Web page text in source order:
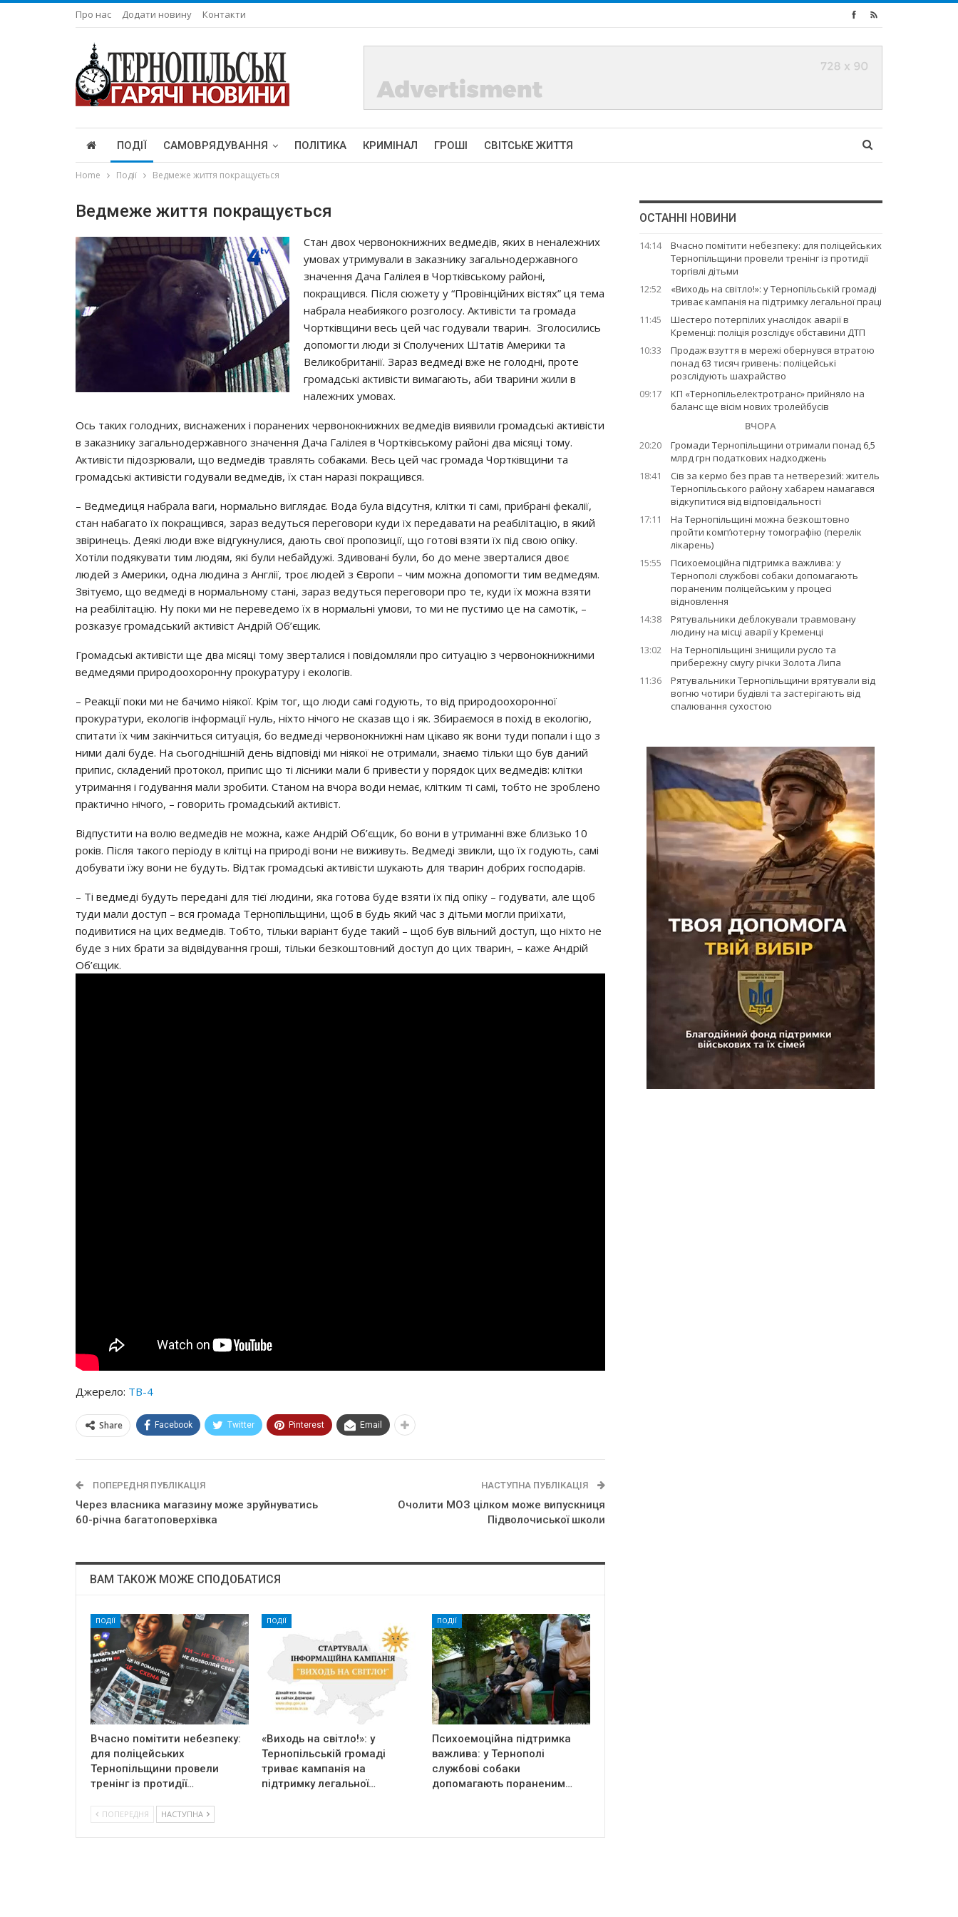
Про нас Додати новину Контакти
ПОДІЇ САМОВРЯДУВАННЯ ПОЛІТИКА КРИМІНАЛ ГРОШІ СВІТСЬКЕ ЖИТТЯ
Home Події Ведмеже життя покращується
Ведмеже життя покращується
Стан двох червонокнижних ведмедів, яких в неналежних
умовах утримували в заказнику загальнодержавного
значення Дача Галілея в Чортківському районі,
покращився. Після сюжету у “Провінційних вістях” ця тема
набрала неабиякого розголосу. Активісти та громада
Чортківщини весь цей час годували тварин. Зголосились
допомогти люди зі Сполучених Штатів Америки та
Великобританії. Зараз ведмеді вже не голодні, проте
громадські активісти вимагають, аби тварини жили в
належних умовах.
Ось таких голодних, виснажених і поранених червонокнижних ведмедів виявили громадські активісти
в заказнику загальнодержавного значення Дача Галілея в Чортківському районі два місяці тому.
Активісти підозрювали, що ведмедів травлять собаками. Весь цей час громада Чортківщини та
громадські активісти годували ведмедів, їх стан наразі покращився.
– Ведмедиця набрала ваги, нормально виглядає. Вода була відсутня, клітки ті самі, прибрані фекалії,
стан набагато їх покращився, зараз ведуться переговори куди їх передавати на реабілітацію, в який
звіринець. Деякі люди вже відгукнулися, дають свої пропозиції, що готові взяти їх під свою опіку.
Хотіли подякувати тим людям, які були небайдужі. Здивовані були, бо до мене зверталися двоє
людей з Америки, одна людина з Англії, троє людей з Європи – чим можна допомогти тим ведмедям.
Звітуємо, що ведмеді в нормальному стані, зараз ведуться переговори про те, куди їх можна взяти
на реабілітацію. Ну поки ми не переведемо їх в нормальні умови, то ми не пустимо це на самотік, –
розказує громадський активіст Андрій Об’єщик.
Громадські активісти ще два місяці тому зверталися і повідомляли про ситуацію з червонокнижними
ведмедями природоохоронну прокуратуру і екологів.
– Реакції поки ми не бачимо ніякої. Крім тог, що люди самі годують, то від природоохоронної
прокуратури, екологів інформації нуль, ніхто нічого не сказав що і як. Збираємося в похід в екологію,
спитати їх чим закінчиться ситуація, бо ведмеді червонокнижні нам цікаво як вони туди попали і що з
ними далі буде. На сьогоднішній день відповіді ми ніякої не отримали, знаємо тільки що був даний
припис, складений протокол, припис що ті лісники мали б привести у порядок цих ведмедів: клітки
утримання і годування мали зробити. Станом на вчора води немає, клітким ті самі, тобто не зроблено
практично нічого, – говорить громадський активіст.
Відпустити на волю ведмедів не можна, каже Андрій Об’єщик, бо вони в утриманні вже близько 10
років. Після такого періоду в клітці на природі вони не виживуть. Ведмеді звикли, що їх годують, самі
добувати їжу вони не будуть. Відтак громадські активісти шукають для тварин добрих господарів.
– Ті ведмеді будуть передані для тієї людини, яка готова буде взяти їх під опіку – годувати, але щоб
туди мали доступ – вся громада Тернопільщини, щоб в будь який час з дітьми могли приїхати,
подивитися на цих ведмедів. Тобто, тільки варіант буде такий – щоб був вільний доступ, що ніхто не
буде з них брати за відвідування гроші, тільки безкоштовний доступ до цих тварин, – каже Андрій
Об’єщик.
Джерело: ТВ-4
Share Facebook Twitter Pinterest Email
ПОПЕРЕДНЯ ПУБЛІКАЦІЯ
Через власника магазину може зруйнуватись
60-річна багатоповерхівка
НАСТУПНА ПУБЛІКАЦІЯ
Очолити МОЗ цілком може випускниця
Підволочиської школи
ВАМ ТАКОЖ МОЖЕ СПОДОБАТИСЯ
ПОДІЇ
Вчасно помітити небезпеку:
для поліцейських
Тернопільщини провели
тренінг із протидії…
ПОДІЇ
«Виходь на світло!»: у
Тернопільській громаді
триває кампанія на
підтримку легальної…
ПОДІЇ
Психоемоційна підтримка
важлива: у Тернополі
службові собаки
допомагають пораненим…
ПОПЕРЕДНЯ НАСТУПНА
ОСТАННІ НОВИНИ
14:14
Вчасно помітити небезпеку: для поліцейських
Тернопільщини провели тренінг із протидії
торгівлі дітьми
12:52
«Виходь на світло!»: у Тернопільській громаді
триває кампанія на підтримку легальної праці
11:45
Шестеро потерпілих унаслідок аварії в
Кременці: поліція розслідує обставини ДТП
10:33
Продаж взуття в мережі обернувся втратою
понад 63 тисяч гривень: поліцейські
розслідують шахрайство
09:17
КП «Тернопільелектротранс» прийняло на
баланс ще вісім нових тролейбусів
ВЧОРА
20:20
Громади Тернопільщини отримали понад 6,5
млрд грн податкових надходжень
18:41
Сів за кермо без прав та нетверезий: житель
Тернопільського району хабарем намагався
відкупитися від відповідальності
17:11
На Тернопільщині можна безкоштовно
пройти комп’ютерну томографію (перелік
лікарень)
15:55
Психоемоційна підтримка важлива: у
Тернополі службові собаки допомагають
пораненим поліцейським у процесі
відновлення
14:38
Рятувальники деблокували травмовану
людину на місці аварії у Кременці
13:02
На Тернопільщині знищили русло та
прибережну смугу річки Золота Липа
11:36
Рятувальники Тернопільщини врятували від
вогню чотири будівлі та застерігають від
спалювання сухостою